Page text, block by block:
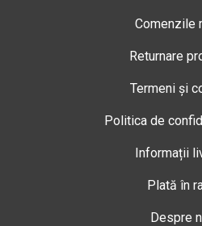
Comenzile
Returnare
Termeni și
Politica de
Informații
Plată în
Despre